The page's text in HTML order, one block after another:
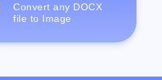
Convert any DOCX
file to Image